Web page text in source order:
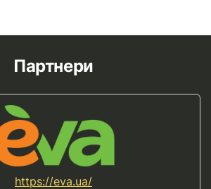
Партнери
https://eva.ua/